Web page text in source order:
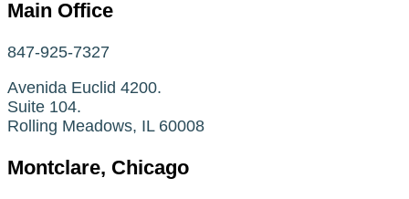
Main Office
847-925-7327
Avenida Euclid 4200.
Suite 104.
Rolling Meadows, IL 60008
Montclare, Chicago